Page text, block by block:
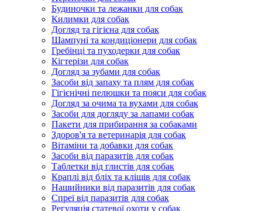
Будиночки та лежанки для собак
Килимки для собак
Догляд та гігієна для собак
Шампуні та кондиціонери для собак
Гребінці та пуходерки для собак
Кігтерізи для собак
Догляд за зубами для собак
Засоби від запаху та плям для собак
Гігієнічні пелюшки та пояси для собак
Догляд за очима та вухами для собак
Засоби для догляду за лапами собак
Пакети для прибирання за собаками
Здоров'я та ветеринарія для собак
Вітаміни та добавки для собак
Засоби від паразитів для собак
Таблетки від глистів для собак
Краплі від бліх та кліщів для собак
Нашийники від паразитів для собак
Спреї від паразитів для собак
Регуляція статевої охоти у собак